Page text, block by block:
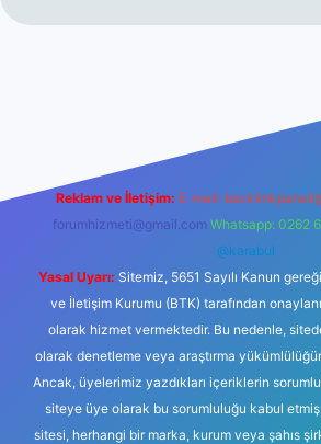
Reklam ve İletişim: E-mail:
forumhizmeti@gmail.com Whatsapp: 0262
@karabul
Yasal Uyarı: Sitemiz, 5651 Sayılı Kanun
ve İletişim Kurumu (BTK) tarafından
olarak hizmet vermektedir. Bu nedenle,
olarak denetleme veya araştırma
Ancak, üyelerimiz yazdıkları içeriklerin
siteye üye olarak bu sorumluluğu kabul etmiş
sitesi, herhangi bir marka, kurum veya şahıs